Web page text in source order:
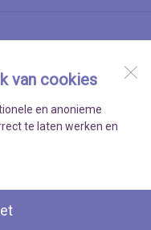
van cookies
en anonieme
te laten werken en